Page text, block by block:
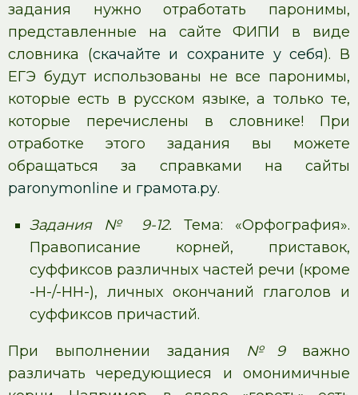
задания нужно отработать паронимы,
представленные на сайте ФИПИ в виде
словника (скачайте и сохраните у себя). В
ЕГЭ будут использованы не все паронимы,
которые есть в русском языке, а только те,
которые перечислены в словнике! При
отработке этого задания вы можете
обращаться за справками на сайты
paronymonline и грамота.ру.
Задания № 9-12. Тема: «Орфография».
Правописание корней, приставок,
суффиксов различных частей речи (кроме
-Н-/-НН-), личных окончаний глаголов и
суффиксов причастий.
При выполнении задания №9важно
различать чередующиеся и омонимичные